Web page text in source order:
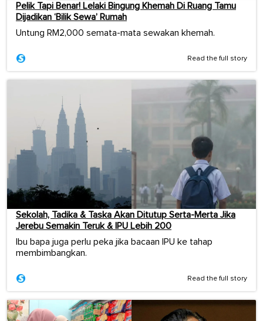
Pelik Tapi Benar! Lelaki Bingung Khemah Di Ruang Tamu
Dijadikan ‘Bilik Sewa’ Rumah
Untung RM2,000 semata-mata sewakan khemah.
Read the full story
Sekolah, Tadika & Taska Akan Ditutup Serta-Merta Jika
Jerebu Semakin Teruk & IPU Lebih 200
Ibu bapa juga perlu peka jika bacaan IPU ke tahap
membimbangkan.
Read the full story